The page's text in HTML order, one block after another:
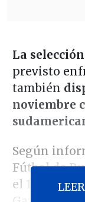
La
previsto
también
noviembre
Según
Fútbol de
el 12 de